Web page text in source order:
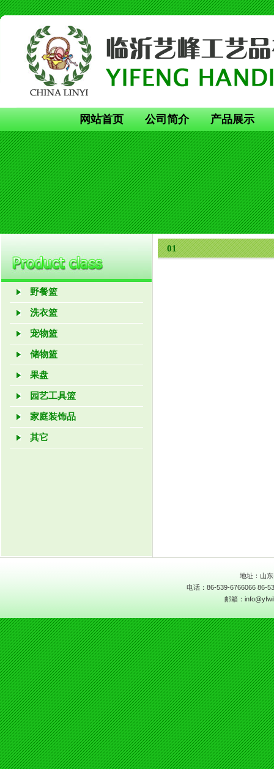
网站首页 公司简介 产品展示
野餐篮
洗衣篮
宠物篮
储物篮
果盘
园艺工具篮
家庭装饰品
其它
01
地址：山
电话：86-539-6766066 86-
邮箱：